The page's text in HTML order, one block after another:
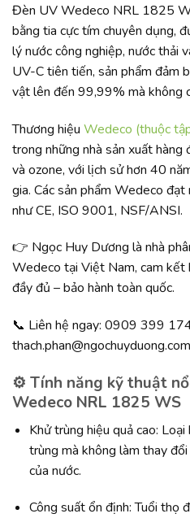
Đèn UV Wedeco NRL 1825
bằng tia cực tím chuyên dụng,
lý nước công nghiệp, nước thải
UV-C tiên tiến, sản phẩm đảm
vật lên đến 99,99% mà không
Thương hiệu Wedeco (thuộc
trong những nhà sản xuất
và ozone, với lịch sử hơn 40
gia. Các sản phẩm Wedeco
như CE, ISO 9001, NSF/ANSI.
👉 Ngọc Huy Dương là nhà
Wedeco tại Việt Nam, cam kết
đầy đủ – bảo hành toàn quốc.
📞 Liên hệ ngay: 0909 399
thach.phan@ngochuyduong.com
⚙️ Tính năng kỹ thuật
Wedeco NRL 1825 WS
Khử trùng hiệu quả cao:
trùng mà không làm thay
của nước.
Công suất ổn định: Tuổi